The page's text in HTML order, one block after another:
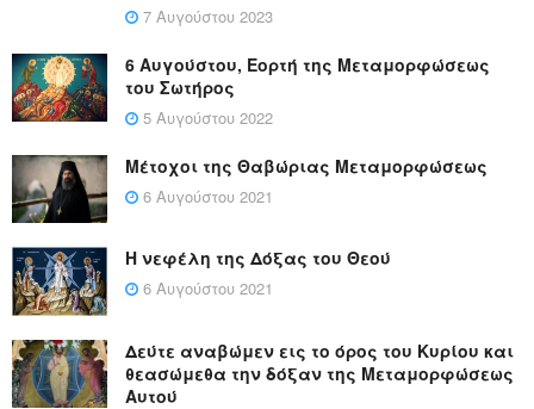
7 Αυγούστου 2023
6 Αυγούστου, Εορτή της Μεταμορφώσεως
του Σωτήρος
5 Αυγούστου 2022
Μέτοχοι της Θαβώριας Μεταμορφώσεως
6 Αυγούστου 2021
Η νεφέλη της Δόξας του Θεού
6 Αυγούστου 2021
Δεύτε αναβώμεν εις το όρος του Κυρίου και
θεασώμεθα την δόξαν της Μεταμορφώσεως
Αυτού